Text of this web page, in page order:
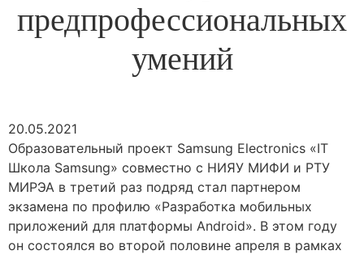
предпрофессиональных
умений
20.05.2021
Образовательный проект Samsung Electronics «IT
Школа Samsung» совместно с НИЯУ МИФИ и РТУ
МИРЭА в третий раз подряд стал партнером
экзамена по профилю «Разработка мобильных
приложений для платформы Android». В этом году
он состоялся во второй половине апреля в рамках